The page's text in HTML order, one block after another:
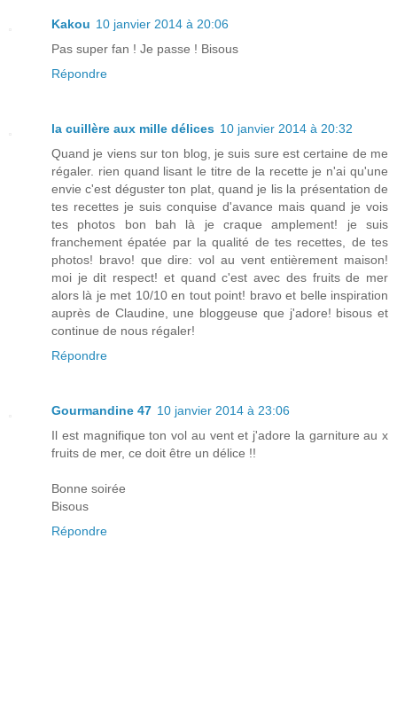
Kakou 10 janvier 2014 à 20:06
Pas super fan ! Je passe ! Bisous
Répondre
la cuillère aux mille délices 10 janvier 2014 à 20:32
Quand je viens sur ton blog, je suis sure est certaine de me
régaler. rien quand lisant le titre de la recette je n'ai qu'une
envie c'est déguster ton plat, quand je lis la présentation de
tes recettes je suis conquise d'avance mais quand je vois
tes photos bon bah là je craque amplement! je suis
franchement épatée par la qualité de tes recettes, de tes
photos! bravo! que dire: vol au vent entièrement maison!
moi je dit respect! et quand c'est avec des fruits de mer
alors là je met 10/10 en tout point! bravo et belle inspiration
auprès de Claudine, une bloggeuse que j'adore! bisous et
continue de nous régaler!
Répondre
Gourmandine 47 10 janvier 2014 à 23:06
Il est magnifique ton vol au vent et j'adore la garniture au x
fruits de mer, ce doit être un délice !!
Bonne soirée
Bisous
Répondre